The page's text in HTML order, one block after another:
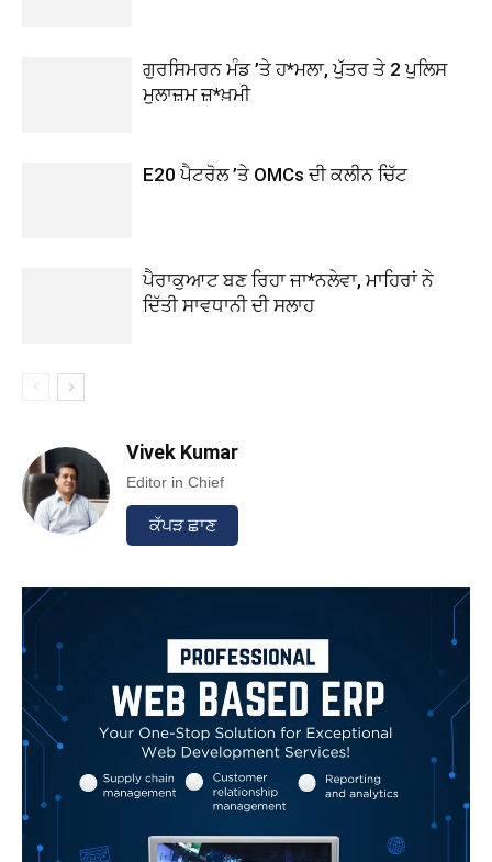
ਗੁਰਸਿਮਰਨ ਮੰਡ ’ਤੇ ਹ*ਮਲਾ, ਪੁੱਤਰ ਤੇ 2 ਪੁਲਿਸ
ਮੁਲਾਜ਼ਮ ਜ਼*ਖ਼ਮੀ
E20 ਪੈਟਰੋਲ ’ਤੇ OMCs ਦੀ ਕਲੀਨ ਚਿੱਟ
ਪੈਰਾਕੁਆਟ ਬਣ ਰਿਹਾ ਜਾ*ਨਲੇਵਾ, ਮਾਹਿਰਾਂ ਨੇ
ਦਿੱਤੀ ਸਾਵਧਾਨੀ ਦੀ ਸਲਾਹ
Vivek Kumar
Editor in Chief
ਕੱਪੜ ਛਾਣ